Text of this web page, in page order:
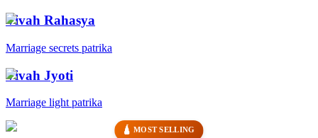
Vivah Rahasya
Marriage secrets patrika
Vivah Jyoti
Marriage light patrika
🛕 MOST SELLING